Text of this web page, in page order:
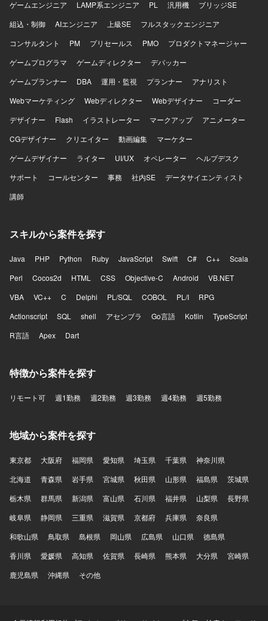
ゲームエンジニア
LAMP系エンジニア PL 汎用機
ブリッジSE
組込・制御
AIエンジニア 上級SE
フルスタックエンジニア
コンサルタント
PM プリセールス PMO
プロダクトマネージャー
ゲームプログラマ
ゲームディレクター
デバッカー
ゲームプランナー
DBA 運用・監視 プランナー
アナリスト
Webマーケティング
Webディレクター Webデザイナー
コーダー
デザイナー
Flash イラストレーター マークアップ
アニメーター
CGデザイナー
クリエイター 動画編集
マーケター
ゲームデザイナー
ライター UI/UX オペレーター
ヘルプデスク
サポート
コールセンター 事務 社内SE
データサイエンティスト
講師
スキルから案件を探す
Java PHP Python Ruby JavaScript Swift C# C++
Scala
Perl
Cocos2d HTML CSS Objective-C Android
VB.NET
VBA
VC++ C Delphi PL/SQL COBOL PL/I
RPG
Actionscript
SQL shell アセンブラ Go言語 Kotlin
TypeScript
R言語
Apex Dart
特徴から案件を探す
リモート可 週1勤務 週2勤務 週3勤務 週4勤務 週5勤務
地域から案件を探す
東京都 大阪府 福岡県 愛知県 埼玉県 千葉県
神奈川県
北海道
青森県 岩手県 宮城県 秋田県 山形県 福島県
茨城県
栃木県
群馬県 新潟県 富山県 石川県 福井県 山梨県
長野県
岐阜県
静岡県 三重県 滋賀県 京都府 兵庫県
奈良県
和歌山県
鳥取県 島根県 岡山県 広島県 山口県
徳島県
香川県
愛媛県 高知県 佐賀県 長崎県 熊本県 大分県
宮崎県
鹿児島県
沖縄県 その他